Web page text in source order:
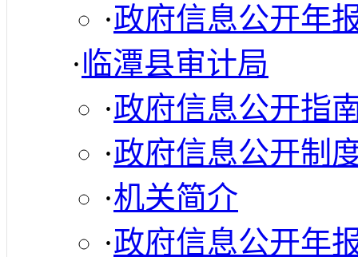
·政府信息公开年
·临潭县审计局
·政府信息公开指
·政府信息公开制
·机关简介
·政府信息公开年